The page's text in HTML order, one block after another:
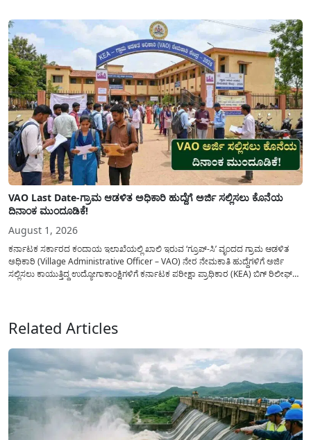
VAO Last Date-ಗ್ರಾಮ ಆಡಳಿತ ಅಧಿಕಾರಿ ಹುದ್ದೆಗೆ ಅರ್ಜಿ ಸಲ್ಲಿಸಲು ಕೊನೆಯ
ದಿನಾಂಕ ಮುಂದೂಡಿಕೆ!
August 1, 2026
ಕರ್ನಾಟಕ ಸರ್ಕಾರದ ಕಂದಾಯ ಇಲಾಖೆಯಲ್ಲಿ ಖಾಲಿ ಇರುವ ‘ಗ್ರೂಪ್-ಸಿ’ ವೃಂದದ ಗ್ರಾಮ ಆಡಳಿತ
ಅಧಿಕಾರಿ (Village Administrative Officer – VAO) ನೇರ ನೇಮಕಾತಿ ಹುದ್ದೆಗಳಿಗೆ ಅರ್ಜಿ
ಸಲ್ಲಿಸಲು ಕಾಯುತ್ತಿದ್ದ ಉದ್ಯೋಗಾಕಾಂಕ್ಷಿಗಳಿಗೆ ಕರ್ನಾಟಕ ಪರೀಕ್ಷಾ ಪ್ರಾಧಿಕಾರ (KEA) ಬಿಗ್ ರಿಲೀಫ್
Related Articles